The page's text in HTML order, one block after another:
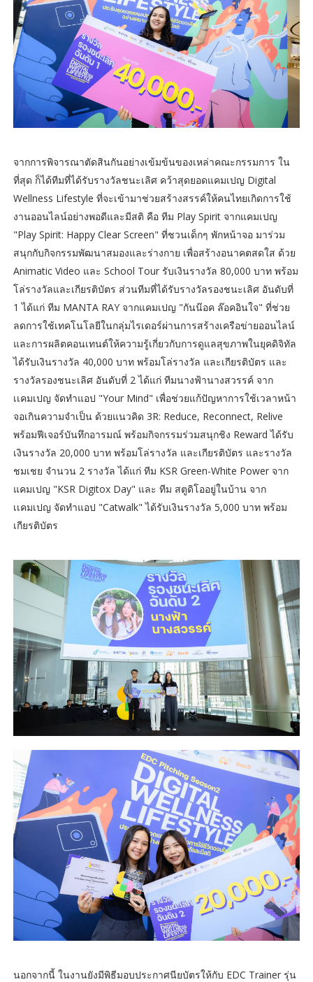
จากการพิจารณาตัดสินกันอย่างเข้มข้นของเหล่าคณะกรรมการ ใน
ที่สุด ก็ได้ทีมที่ได้รับรางวัลชนะเลิศ คว้าสุดยอดแคมเปญ Digital
Wellness Lifestyle ที่จะเข้ามาช่วยสร้างสรรค์ให้คนไทยเกิดการใช้
งานออนไลน์อย่างพอดีและมีสติ คือ ทีม Play Spirit จากแคมเปญ
"Play Spirit: Happy Clear Screen" ที่ชวนเด็กๆ พักหน้าจอ มาร่วม
สนุกกับกิจกรรมพัฒนาสมองและร่างกาย เพื่อสร้างอนาคตสดใส ด้วย
Animatic Video และ School Tour รับเงินรางวัล 80,000 บาท พร้อม
โล่รางวัลและเกียรติบัตร ส่วนทีมที่ได้รับรางวัลรองชนะเลิศ อันดับที่
1 ได้แก่ ทีม MANTA RAY จากแคมเปญ "กันน๊อค ล๊อคอินใจ" ที่ช่วย
ลดการใช้เทคโนโลยีในกลุ่มไรเดอร์ผ่านการสร้างเครือข่ายออนไลน์
และการผลิตคอนเทนต์ให้ความรู้เกี่ยวกับการดูแลสุขภาพในยุคดิจิทัล
ได้รับเงินรางวัล 40,000 บาท พร้อมโล่รางวัล และเกียรติบัตร และ
รางวัลรองชนะเลิศ อันดับที่ 2 ได้แก่ ทีมนางฟ้านางสวรรค์ จาก
เเคมเปญ จัดทำแอป "Your Mind" เพื่อช่วยแก้ปัญหาการใช้เวลาหน้า
จอเกินความจำเป็น ด้วยแนวคิด 3R: Reduce, Reconnect, Relive
พร้อมฟีเจอร์บันทึกอารมณ์ พร้อมกิจกรรมร่วมสนุกชิง Reward ได้รับ
เงินรางวัล 20,000 บาท พร้อมโล่รางวัล และเกียรติบัตร และรางวัล
ชมเชย จำนวน 2 รางวัล ได้แก่ ทีม KSR Green-White Power จาก
แคมเปญ "KSR Digitox Day" และ ทีม สตูดิโออยู่ในบ้าน จาก
เเคมเปญ จัดทำแอป "Catwalk" ได้รับเงินรางวัล 5,000 บาท พร้อม
เกียรติบัตร
นอกจากนี้ ในงานยังมีพิธีมอบประกาศนียบัตรให้กับ EDC Trainer รุ่น